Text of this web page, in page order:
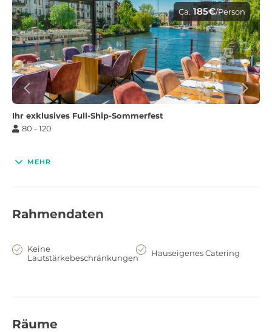
Ca. 185€/Person
Ihr exklusives Full-Ship-Sommerfest
80 - 120
MEHR
Rahmendaten
Keine
Lautstärkebeschränkungen
Hauseigenes Catering
Räume